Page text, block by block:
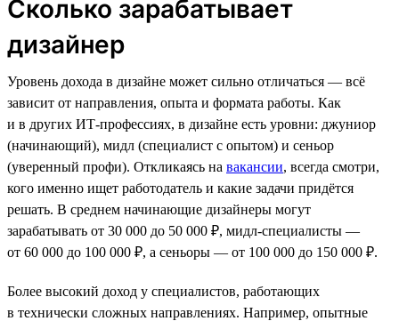
Сколько зарабатывает
дизайнер
Уровень дохода в дизайне может сильно отличаться — всё
зависит от направления, опыта и формата работы. Как
и в других ИТ-профессиях, в дизайне есть уровни: джуниор
(начинающий), мидл (специалист с опытом) и сеньор
(уверенный профи). Откликаясь на вакансии, всегда смотри,
кого именно ищет работодатель и какие задачи придётся
решать. В среднем начинающие дизайнеры могут
зарабатывать от 30 000 до 50 000 ₽, мидл-специалисты —
от 60 000 до 100 000 ₽, а сеньоры — от 100 000 до 150 000 ₽.
Более высокий доход у специалистов, работающих
в технически сложных направлениях. Например, опытные